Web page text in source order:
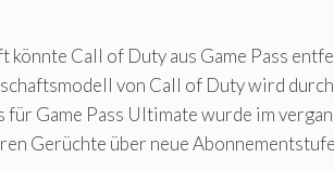
könnte Call of Duty aus Game Pass
von Call of Duty wird
für Game Pass Ultimate wurde im
Gerüchte über neue